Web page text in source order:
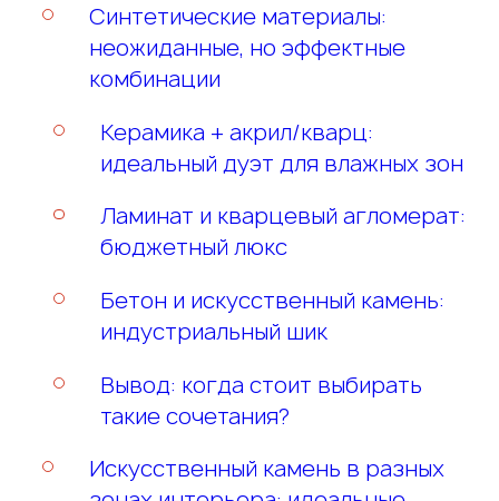
Синтетические материалы:
неожиданные, но эффектные
комбинации
Керамика + акрил/кварц:
идеальный дуэт для влажных зон
Ламинат и кварцевый агломерат:
бюджетный люкс
Бетон и искусственный камень:
индустриальный шик
Вывод: когда стоит выбирать
такие сочетания?
Искусственный камень в разных